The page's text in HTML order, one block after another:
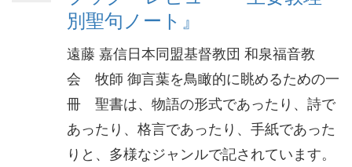
別聖句ノート』
遠藤 嘉信日本同盟基督教団 和泉福音教
会 牧師 御言葉を鳥瞰的に眺めるための一
冊 聖書は、物語の形式であったり、詩で
あったり、格言であったり、手紙であった
りと、多様なジャンルで記されています。